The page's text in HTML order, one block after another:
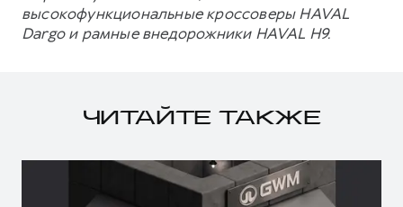
высокофункциональные кроссоверы HAVAL
Dargo и рамные внедорожники HAVAL H9.
ЧИТАЙТЕ ТАКЖЕ